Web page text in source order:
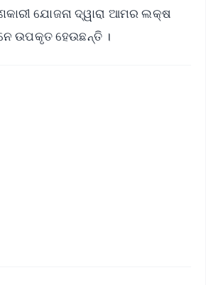
ଯୋଜନା ଦ୍ୱାରା ଆମର ଲକ୍ଷ
ଉପକୃତ ହେଉଛନ୍ତି ।